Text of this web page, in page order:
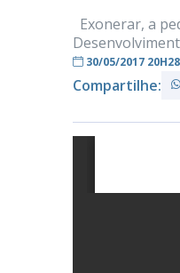
Exonerar, a
30/05/2017 20H28
Compartilhe: